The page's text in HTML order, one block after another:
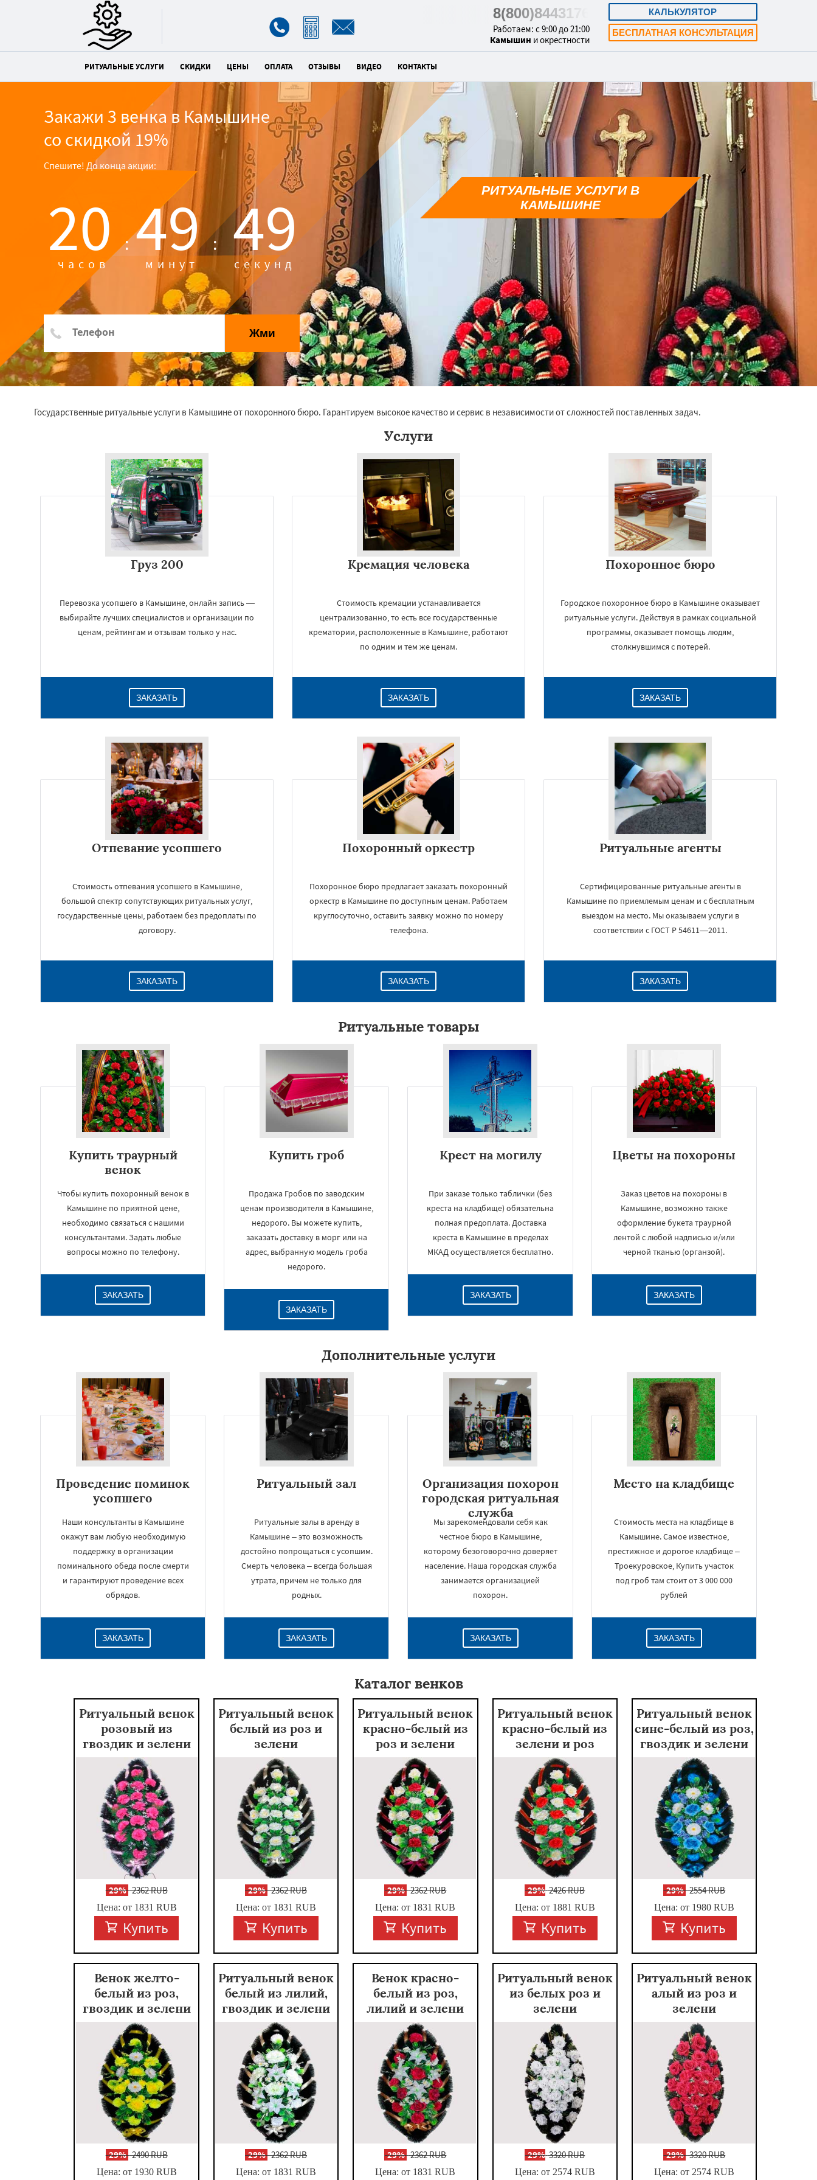
КАЛЬКУЛЯТОР
БЕСПЛАТНАЯ КОНСУЛЬТАЦИЯ
8(800)8443176
Работаем: с 9:00 до 21:00
Камышин и окрестности
РИТУАЛЬНЫЕ УСЛУГИ СКИДКИ ЦЕНЫ ОПЛАТА ОТЗЫВЫ ВИДЕО КОНТАКТЫ
Закажи 3 венка в Камышине
со скидкой 19%
Спешите! До конца акции:
20 :
часов 49 :
минут 47
секунд
Жми
РИТУАЛЬНЫЕ УСЛУГИ В
КАМЫШИНЕ
Государственные ритуальные услуги в Камышине от похоронного бюро. Гарантируем высокое качество и сервис в независимости от сложностей поставленных задач.
Услуги
Груз 200
Перевозка усопшего в Камышине, онлайн запись —
выбирайте лучших специалистов и организации по
ценам, рейтингам и отзывам только у нас.
ЗАКАЗАТЬ
Кремация человека
Стоимость кремации устанавливается
централизованно, то есть все государственные
крематории, расположенные в Камышине, работают
по одним и тем же ценам.
ЗАКАЗАТЬ
Похоронное бюро
Городское похоронное бюро в Камышине оказывает
ритуальные услуги. Действуя в рамках социальной
программы, оказывает помощь людям,
столкнувшимся с потерей.
ЗАКАЗАТЬ
Отпевание усопшего
Стоимость отпевания усопшего в Камышине,
большой спектр сопутствующих ритуальных услуг,
государственные цены, работаем без предоплаты по
договору.
ЗАКАЗАТЬ
Похоронный оркестр
Похоронное бюро предлагает заказать похоронный
оркестр в Камышине по доступным ценам. Работаем
круглосуточно, оставить заявку можно по номеру
телефона.
ЗАКАЗАТЬ
Ритуальные агенты
Сертифицированные ритуальные агенты в
Камышине по приемлемым ценам и с бесплатным
выездом на место. Мы оказываем услуги в
соответствии с ГОСТ Р 54611—2011.
ЗАКАЗАТЬ
Ритуальные товары
Купить траурный
венок
Чтобы купить похоронный венок в
Камышине по приятной цене,
необходимо связаться с нашими
консультантами. Задать любые
вопросы можно по телефону.
ЗАКАЗАТЬ
Купить гроб
Продажа Гробов по заводским
ценам производителя в Камышине,
недорого. Вы можете купить,
заказать доставку в морг или на
адрес, выбранную модель гроба
недорого.
ЗАКАЗАТЬ
Крест на могилу
При заказе только таблички (без
креста на кладбище) обязательна
полная предоплата. Доставка
креста в Камышине в пределах
МКАД осуществляется бесплатно.
ЗАКАЗАТЬ
Цветы на похороны
Заказ цветов на похороны в
Камышине, возможно также
оформление букета траурной
лентой с любой надписью и/или
черной тканью (органзой).
ЗАКАЗАТЬ
Дополнительные услуги
Проведение поминок
усопшего
Наши консультанты в Камышине
окажут вам любую необходимую
поддержку в организации
поминального обеда после смерти
и гарантируют проведение всех
обрядов.
ЗАКАЗАТЬ
Ритуальный зал
Ритуальные залы в аренду в
Камышине – это возможность
достойно попрощаться с усопшим.
Смерть человека – всегда большая
утрата, причем не только для
родных.
ЗАКАЗАТЬ
Организация похорон
городская ритуальная
служба
Мы зарекомендовали себя как
честное бюро в Камышине,
которому безоговорочно доверяет
население. Наша городская служба
занимается организацией
похорон.
ЗАКАЗАТЬ
Место на кладбище
Стоимость места на кладбище в
Камышине. Самое известное,
престижное и дорогое кладбище –
Троекуровское, Купить участок
под гроб там стоит от 3 000 000
рублей
ЗАКАЗАТЬ
Каталог венков
Ритуальный венок
розовый из
гвоздик и зелени
-29%2362 RUB
Цена: от 1831 RUB
Купить
Ритуальный венок
белый из роз и
зелени
-29%2362 RUB
Цена: от 1831 RUB
Купить
Ритуальный венок
красно-белый из
роз и зелени
-29%2362 RUB
Цена: от 1831 RUB
Купить
Ритуальный венок
красно-белый из
зелени и роз
-29%2426 RUB
Цена: от 1881 RUB
Купить
Ритуальный венок
сине-белый из роз,
гвоздик и зелени
-29%2554 RUB
Цена: от 1980 RUB
Купить
Венок желто-
белый из роз,
гвоздик и зелени
-29%2490 RUB
Цена: от 1930 RUB
Ритуальный венок
белый из лилий,
гвоздик и зелени
-29%2362 RUB
Цена: от 1831 RUB
Венок красно-
белый из роз,
лилий и зелени
-29%2362 RUB
Цена: от 1831 RUB
Ритуальный венок
из белых роз и
зелени
-29%3320 RUB
Цена: от 2574 RUB
Ритуальный венок
алый из роз и
зелени
-29%3320 RUB
Цена: от 2574 RUB
Даю согласие на обработку персональных данных